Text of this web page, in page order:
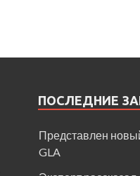
ПОСЛЕДНИЕ
Представлен
GLA